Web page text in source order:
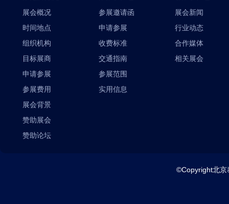
展会概况
时间地点
组织机构
目标展商
申请参展
参展费用
展会背景
赞助展会
赞助论坛
参展邀请函
申请参展
收费标准
交通指南
参展范围
实用信息
展会新闻
行业动态
合作媒体
相关展会
©Copyright北京